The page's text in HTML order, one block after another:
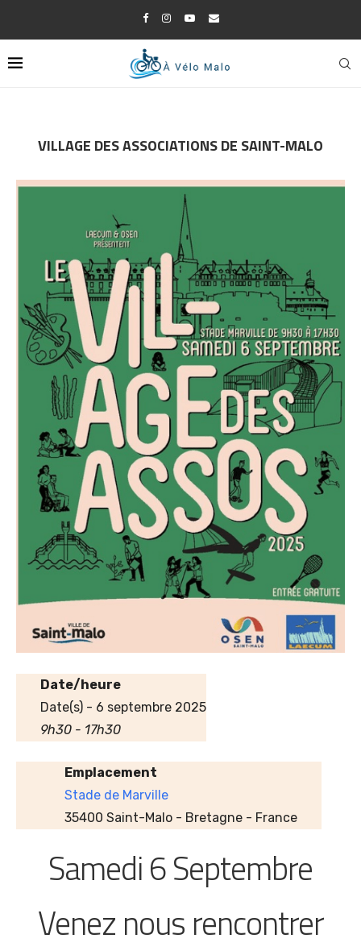
VILLAGE DES ASSOCIATIONS DE SAINT-MALO
Date/heure
Date(s) - 6 septembre 2025
9h30 - 17h30
Emplacement
Stade de Marville
35400 Saint-Malo - Bretagne - France
Samedi 6 Septembre
Venez nous rencontrer